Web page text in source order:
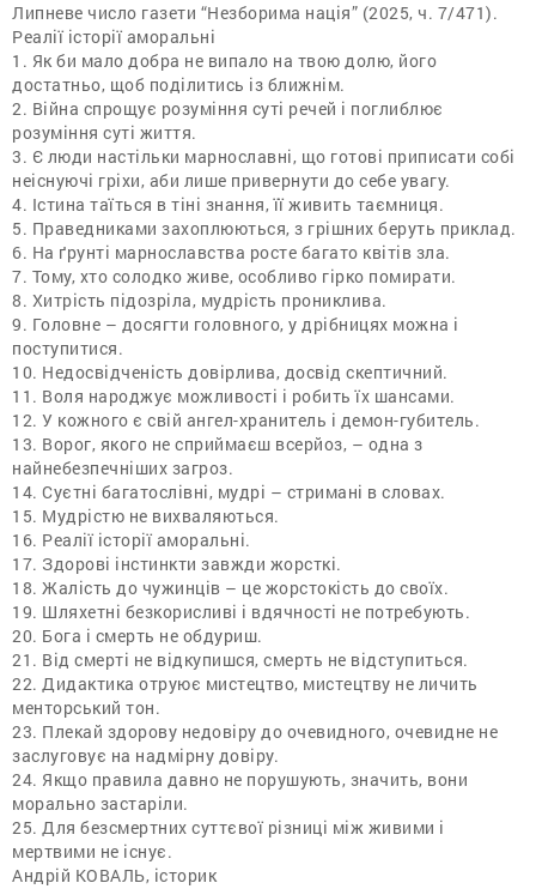
Липневе число газети “Незборима нація” (2025, ч. 7/471).
Реалії історії аморальні
1. Як би мало добра не випало на твою долю, його
достатньо, щоб поділитись із ближнім.
2. Війна спрощує розуміння суті речей і поглиблює
розуміння суті життя.
3. Є люди настільки марнославні, що готові приписати собі
неіснуючі гріхи, аби лише привернути до себе увагу.
4. Істина таїться в тіні знання, її живить таємниця.
5. Праведниками захоплюються, з грішних беруть приклад.
6. На ґрунті марнославства росте багато квітів зла.
7. Тому, хто солодко живе, особливо гірко помирати.
8. Хитрість підозріла, мудрість прониклива.
9. Головне – досягти головного, у дрібницях можна і
поступитися.
10. Недосвідченість довірлива, досвід скептичний.
11. Воля народжує можливості і робить їх шансами.
12. У кожного є свій ангел-хранитель і демон-губитель.
13. Ворог, якого не сприймаєш всерйоз, – одна з
найнебезпечніших загроз.
14. Суєтні багатослівні, мудрі – стримані в словах.
15. Мудрістю не вихваляються.
16. Реалії історії аморальні.
17. Здорові інстинкти завжди жорсткі.
18. Жалість до чужинців – це жорстокість до своїх.
19. Шляхетні безкорисливі і вдячності не потребують.
20. Бога і смерть не обдуриш.
21. Від смерті не відкупишся, смерть не відступиться.
22. Дидактика отруює мистецтво, мистецтву не личить
менторський тон.
23. Плекай здорову недовіру до очевидного, очевидне не
заслуговує на надмірну довіру.
24. Якщо правила давно не порушують, значить, вони
морально застаріли.
25. Для безсмертних суттєвої різниці між живими і
мертвими не існує.
Андрій КОВАЛЬ, історик